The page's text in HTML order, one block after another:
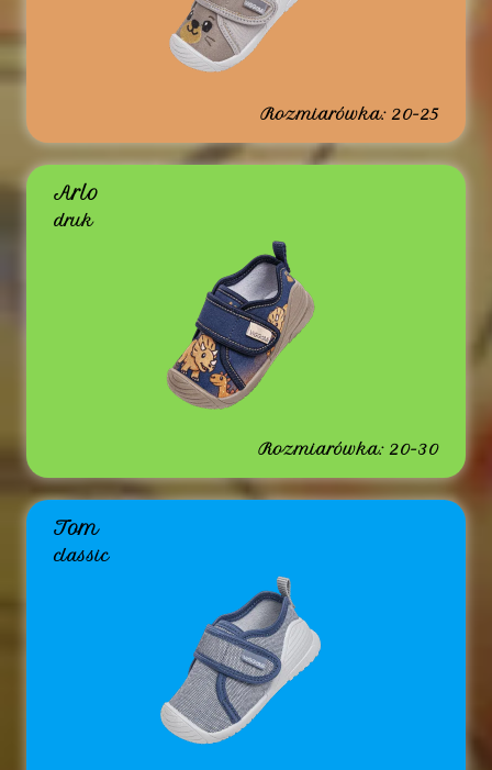
Rozmiarówka: 20-25
Arlo
druk
Rozmiarówka: 20-30
Tom
classic